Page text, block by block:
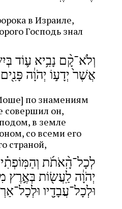
в Израиле,
Господь знал
וְלֹא־קָ֨ם נָבִ֥יא ע֛וֹד
אֲשֶׁר֙ יְדָע֣וֹ יְהֹוָ֔ה
по знамениям
совершил он,
в земле
со всеми его
страной,
לְכָל־הָֽ֨אֹתֹ֜ת
יְהֹוָ֔ה לַֽעֲשׂ֖וֹת בְּאֶ֣רֶץ
וּלְכָל־עֲבָדָ֖יו